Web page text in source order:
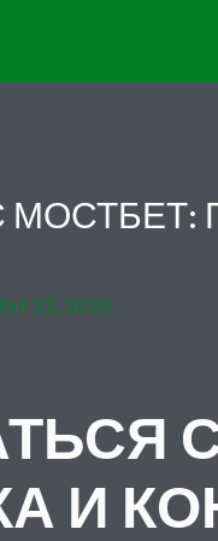
22, 2026
И